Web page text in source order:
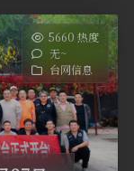
5660 热度
无~
台网信息